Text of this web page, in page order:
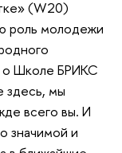
(W20)
роль молодежи
о Школе БРИКС
здесь, мы
всего вы. И
значимой и